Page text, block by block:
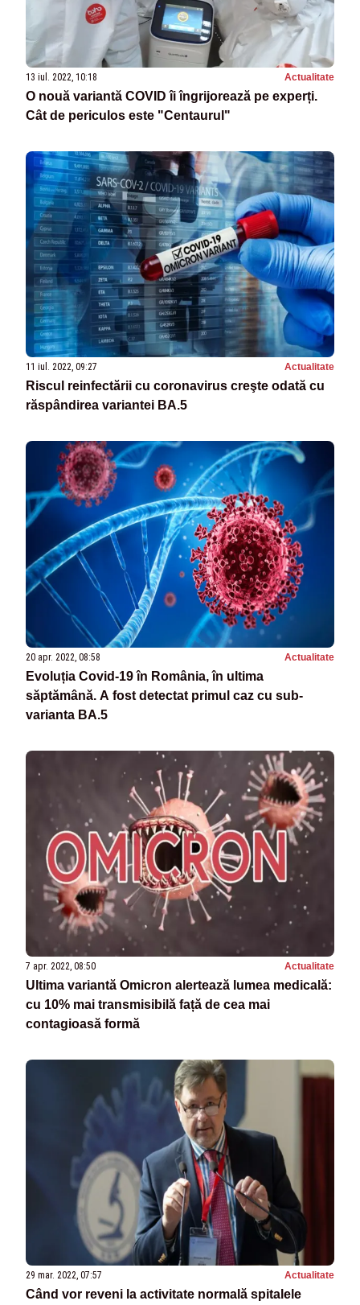
13 iul. 2022, 10:18 Actualitate
O nouă variantă COVID îi îngrijorează pe experți.
Cât de periculos este "Centaurul"
11 iul. 2022, 09:27 Actualitate
Riscul reinfectării cu coronavirus creşte odată cu
răspândirea variantei BA.5
20 apr. 2022, 08:58 Actualitate
Evoluția Covid-19 în România, în ultima
săptămână. A fost detectat primul caz cu sub-
varianta BA.5
7 apr. 2022, 08:50 Actualitate
Ultima variantă Omicron alertează lumea medicală:
cu 10% mai transmisibilă față de cea mai
contagioasă formă
29 mar. 2022, 07:57 Actualitate
Când vor reveni la activitate normală spitalele